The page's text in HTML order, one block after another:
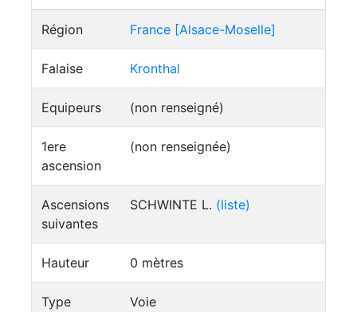
Région France [Alsace-Moselle]
Falaise Kronthal
Equipeurs (non renseigné)
1ere
ascension
(non renseignée)
Ascensions
suivantes
SCHWINTE L. (liste)
Hauteur 0 mètres
Type
Voie